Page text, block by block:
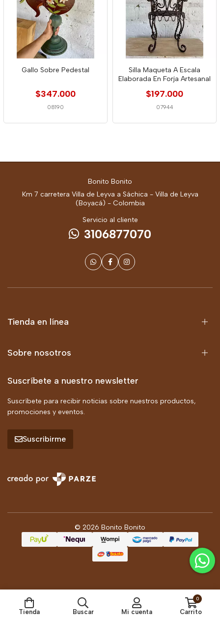
Gallo Sobre Pedestal
$347.000
08190
Silla Maqueta A Escala
Elaborada En Forja Artesanal
$197.000
07944
Bonito Bonito
Km 7 carretera Villa de Leyva a Sáchica - Villa de Leyva
(Boyacá) - Colombia
Servicio al cliente
3106877070
Tienda en línea
Sobre nosotros
Suscríbete a nuestro newsletter
Suscríbete para recibir noticias sobre nuestros productos,
promociones y eventos.
Suscribirme
© 2026 Bonito Bonito
Tienda Buscar Mi cuenta
0
Carrito